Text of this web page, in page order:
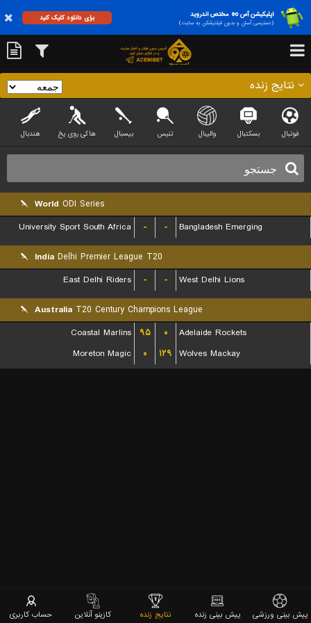
اپلیکیشن آس 90 مختص اندروید
(دسترسی آسان و بدون فیلترشکن به سایت)
برای دانلود کلیک کنید
نتایج زنده
فوتبال بسکتبال والیبال تنیس بیسبال هاکی روی یخ هندبال
World ODI Series
University Sport South Africa
- - Bangladesh Emerging
India Delhi Premier League T20
East Delhi Riders
- - West Delhi Lions
Australia T20 Century Champions League
Coastal Marlins
۹۵ ۰
Adelaide Rockets
Moreton Magic
۰ ۱۲۹ Wolves Mackay
پیش بینی ورزشی پیش بینی زنده نتایج زنده کازینو آنلاین حساب کاربری